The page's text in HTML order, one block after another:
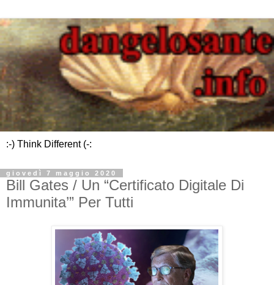
:-) Think Different (-:
giovedì 7 maggio 2020
Bill Gates / Un “Certificato Digitale Di
Immunita’” Per Tutti